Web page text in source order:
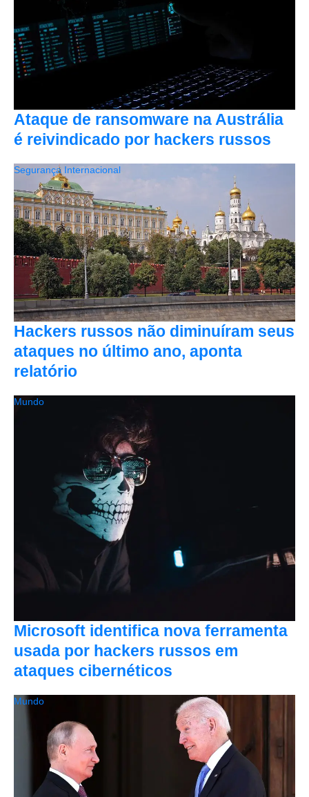
Ataque de ransomware na Austrália
é reivindicado por hackers russos
Hackers russos não diminuíram seus
ataques no último ano, aponta
relatório
Segurança Internacional
Microsoft identifica nova ferramenta
usada por hackers russos em
ataques cibernéticos
Mundo
Mundo